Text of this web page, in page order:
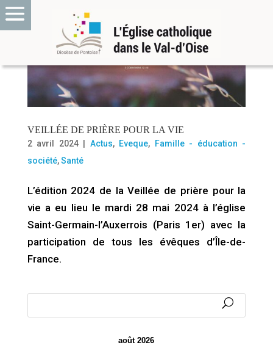
VEILLÉE DE PRIÈRE POUR LA VIE
2 avril 2024| Actus, Eveque, Famille - éducation -
société,Santé
L’édition 2024 de la Veillée de prière pour la
vie a eu lieu le mardi 28 mai 2024 à l’église
Saint-Germain-l’Auxerrois (Paris 1er) avec la
participation de tous les évêques d’Île-de-
France.
août 2026